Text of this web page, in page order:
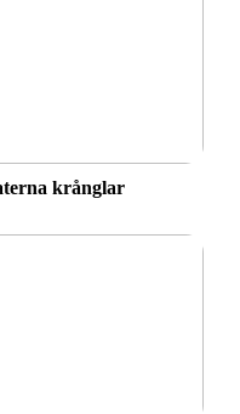
krånglar